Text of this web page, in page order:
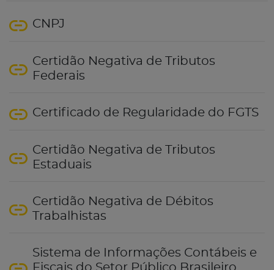
CNPJ
Certidão Negativa de Tributos
Federais
Certificado de Regularidade do FGTS
Certidão Negativa de Tributos
Estaduais
Certidão Negativa de Débitos
Trabalhistas
Sistema de Informações Contábeis e
Fiscais do Setor Público Brasileiro